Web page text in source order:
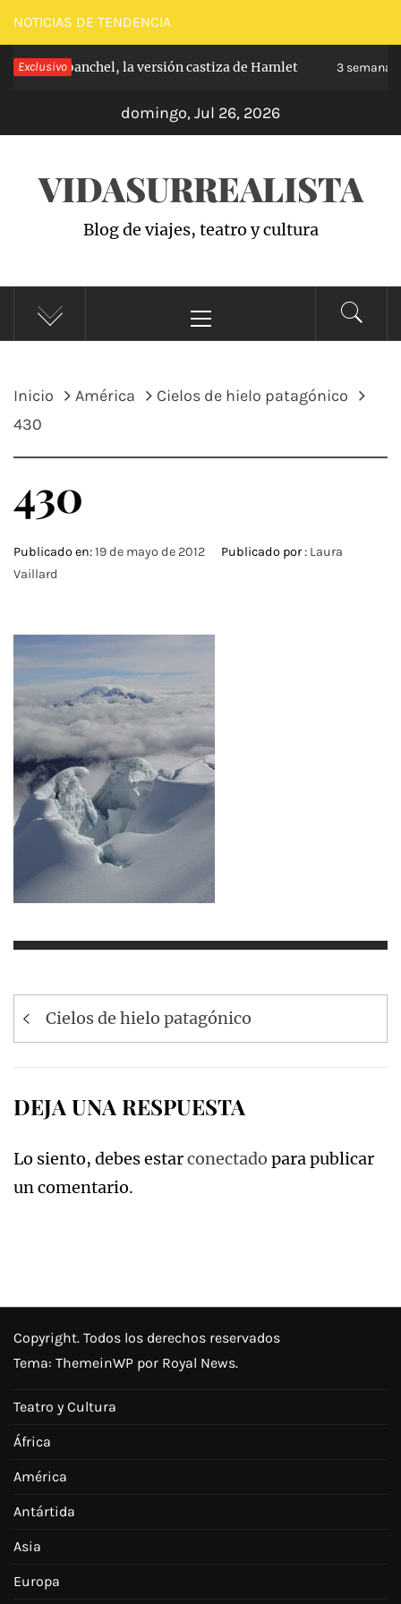
Saltar
al
contenido
NOTICIAS DE TENDENCIA
Exclusivo
de Carabanchel, la versión castiza de Hamlet 3 semanas
domingo, Jul 26, 2026
VIDASURREALISTA
Blog de viajes, teatro y cultura
principal
Inicio América
Cielos de hielo patagónico
430
430
Publicado en:19 de mayo de 2012 Publicado por : Laura
Vaillard
Navegación
de
Cielos de hielo patagónico
DEJA UNA RESPUESTA
Lo siento, debes estarconectado para publicar
un comentario.
Copyright. Todos los derechos reservados
Tema: ThemeinWP por Royal News.
Teatro y Cultura
África
América
Antártida
Asia
Europa